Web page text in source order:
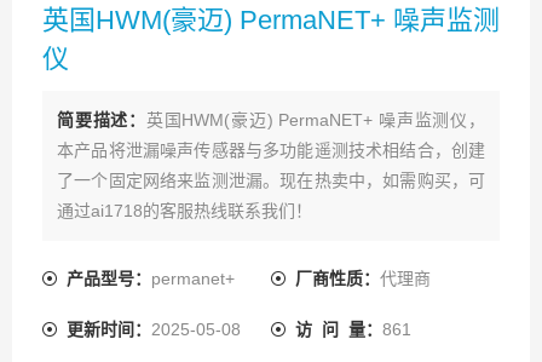
英国HWM(豪迈) PermaNET+ 噪声监测
仪
简要描述： 英国HWM(豪迈) PermaNET+ 噪声监测仪，
本产品将泄漏噪声传感器与多功能遥测技术相结合，创建
了一个固定网络来监测泄漏。现在热卖中，如需购买，可
通过ai1718的客服热线联系我们！
产品型号： permanet+ 厂商性质： 代理商
更新时间： 2025-05-08 访 问 量： 861